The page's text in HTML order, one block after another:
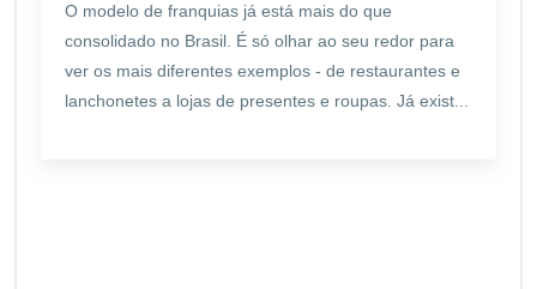
O modelo de franquias já está mais do que
consolidado no Brasil. É só olhar ao seu redor para
ver os mais diferentes exemplos - de restaurantes e
lanchonetes a lojas de presentes e roupas. Já exist...